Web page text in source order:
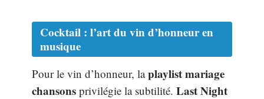
Cocktail : l’art du vin d’honneur en
musique
Pour le vin d’honneur, laplaylist mariage
chansons privilégie la subtilité. Last Night